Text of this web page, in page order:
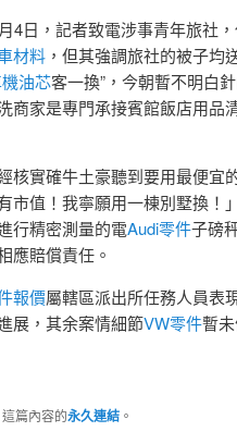
4日，記者致電涉事青年旅社
材料，但其強調旅社的被子均
油芯客一換”，今朝暫不明白
商家是專門承接賓館飯店用品
核實確牛土豪聽到要用最便宜
市值！我寧願用一棟別墅換！
行精密測量的電Audi零件子磅
應賠償責任。
報價屬轄區派出所任務人員表
展，其余案情細節VW零件暫
篇內容的永久連結。